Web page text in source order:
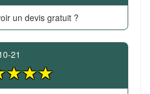
un devis gratuit ?
21